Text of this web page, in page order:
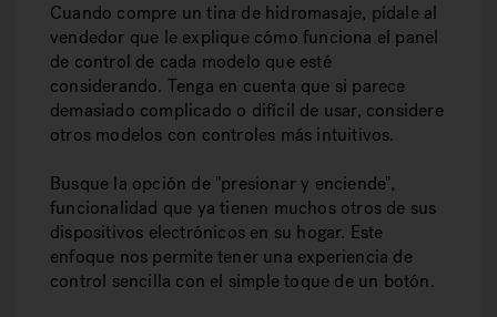
Cuando compre un tina de hidromasaje, pídale al
vendedor que le explique cómo funciona el panel
de control de cada modelo que esté
considerando. Tenga en cuenta que si parece
demasiado complicado o difícil de usar, considere
otros modelos con controles más intuitivos.
Busque la opción de "presionar y enciende",
funcionalidad que ya tienen muchos otros de sus
dispositivos electrónicos en su hogar. Este
enfoque nos permite tener una experiencia de
control sencilla con el simple toque de un botón.